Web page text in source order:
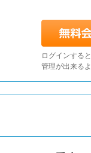
ログインする
管理が出来る